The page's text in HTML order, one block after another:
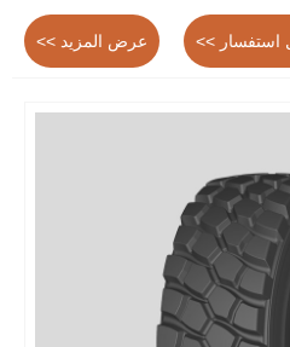
عرض المزيد >> استفسار >>